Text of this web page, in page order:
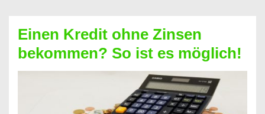
Festvertrag
für
jeden
Einen Kredit ohne Zinsen
bekommen? So ist es möglich!